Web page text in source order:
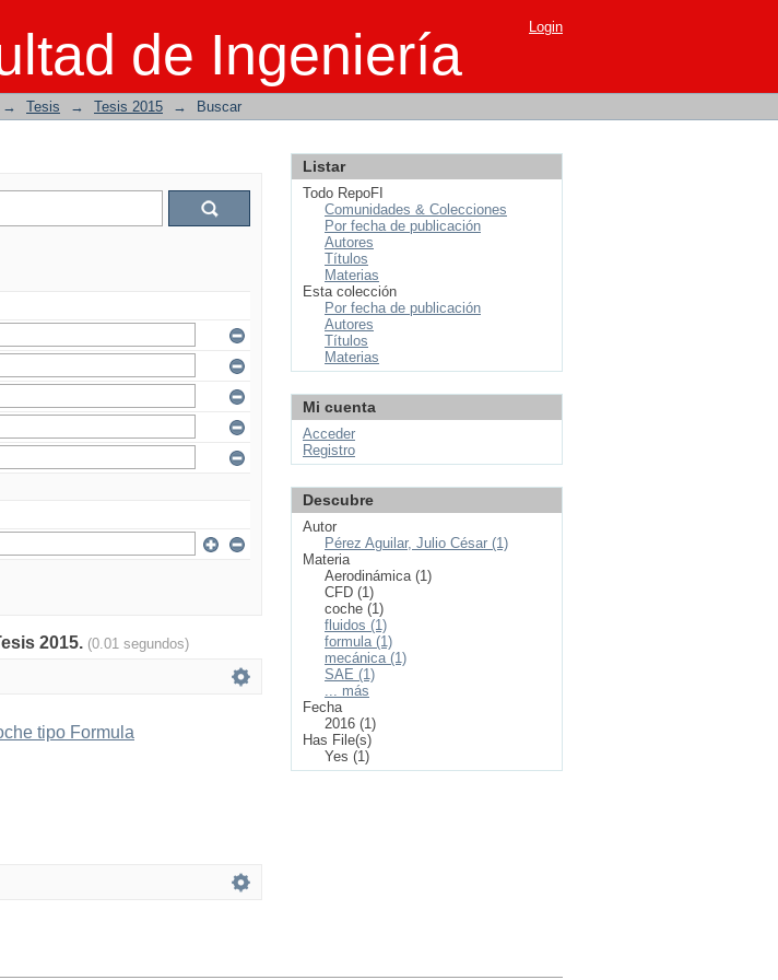
de Ingeniería Login
→ Tesis → Tesis 2015 → Buscar
2015. (0.01 segundos)
tipo Formula
Listar
Todo RepoFI
Comunidades & Colecciones
Por fecha de publicación
Autores
Títulos
Materias
Esta colección
Por fecha de publicación
Autores
Títulos
Materias
Mi cuenta
Acceder
Registro
Descubre
Autor
Pérez Aguilar, Julio César (1)
Materia
Aerodinámica (1)
CFD (1)
coche (1)
fluidos (1)
formula (1)
mecánica (1)
SAE (1)
... más
Fecha
2016 (1)
Has File(s)
Yes (1)